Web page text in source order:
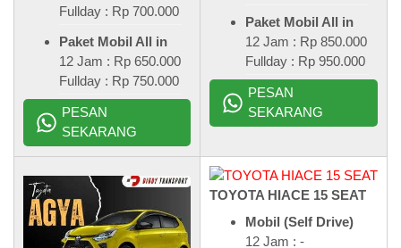
Fullday : Rp 700.000
Paket Mobil All in
12 Jam : Rp 650.000
Fullday : Rp 750.000
PESAN
SEKARANG
Paket Mobil All in
12 Jam : Rp 850.000
Fullday : Rp 950.000
PESAN
SEKARANG
TOYOTA HIACE 15 SEAT
Mobil (Self Drive)
12 Jam : -